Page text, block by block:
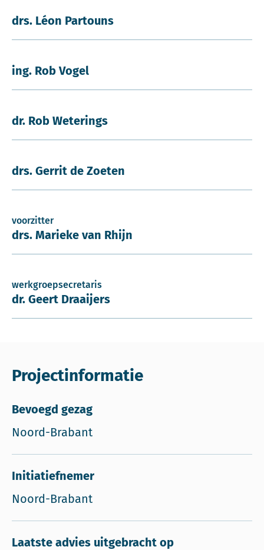
drs. Léon Partouns
ing. Rob Vogel
dr. Rob Weterings
drs. Gerrit de Zoeten
voorzitter
drs. Marieke van Rhijn
werkgroepsecretaris
dr. Geert Draaijers
Projectinformatie
Bevoegd gezag
Noord-Brabant
Initiatiefnemer
Noord-Brabant
Laatste advies uitgebracht op